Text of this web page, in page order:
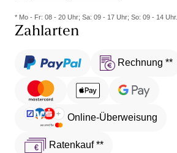
* Mo - Fr: 08 - 20 Uhr; Sa: 09 - 17 Uhr; So: 09 - 14 Uhr.
Zahlarten
Rechnung **
Online-Überweisung
Ratenkauf **